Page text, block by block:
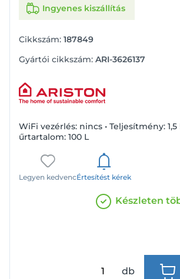
Ingyenes kiszállítás
Cikkszám: 187849
Gyártói cikkszám: ARI-3626137
WiFi vezérlés: nincs • Teljesítmény:
űrtartalom: 100 L
Legyen kedvencÉrtesítést kérek
Készleten
db